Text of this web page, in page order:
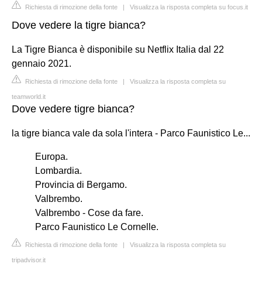
Richiesta di rimozione della fonte | Visualizza la risposta completa su focus.it
Dove vedere la tigre bianca?
La Tigre Bianca è disponibile su Netflix Italia dal 22
gennaio 2021.
Richiesta di rimozione della fonte | Visualizza la risposta completa su
teamworld.it
Dove vedere tigre bianca?
la tigre bianca vale da sola l'intera - Parco Faunistico Le...
Europa.
Lombardia.
Provincia di Bergamo.
Valbrembo.
Valbrembo - Cose da fare.
Parco Faunistico Le Cornelle.
Richiesta di rimozione della fonte | Visualizza la risposta completa su
tripadvisor.it